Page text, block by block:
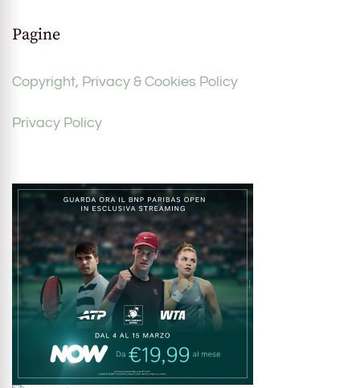
Pagine
Copyright, Privacy & Cookies Policy
Privacy Policy